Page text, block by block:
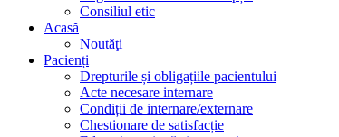
Consiliul etic
Acasă
Noutăţi
Pacienți
Drepturile și obligațiile pacientului
Acte necesare internare
Condiții de internare/externare
Chestionare de satisfacție